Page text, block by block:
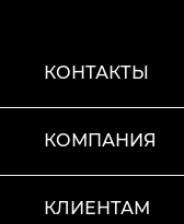
КОНТАКТЫ
КОМПАНИЯ
КЛИЕНТАМ